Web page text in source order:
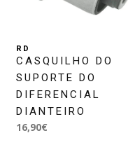
RD
CASQUILHO DO
SUPORTE DO
DIFERENCIAL
DIANTEIRO
16,90€